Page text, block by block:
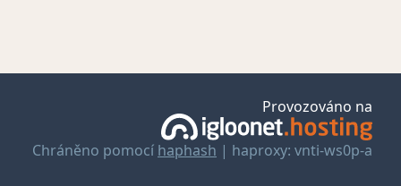
Provozováno na
Chráněno pomocí haphash | haproxy: vnti-ws0p-a